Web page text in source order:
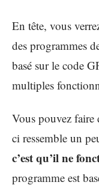
En tête, vous
des programmes
basé sur le code
multiples
Vous pouvez
ci ressemble un
c’est qu’il ne
programme est